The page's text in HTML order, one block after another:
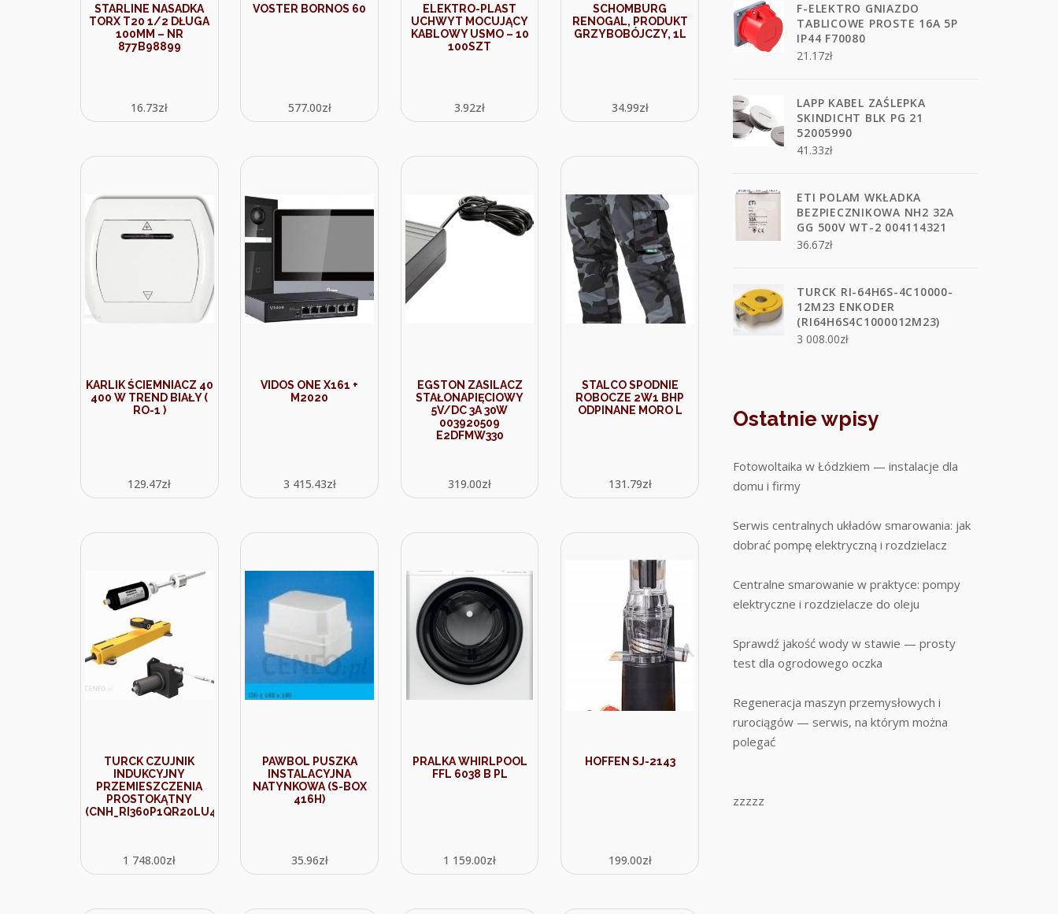
STARLINE NASADKA
TORX T20 1/2 DŁUGA
100MM – NR
877B98899
16.73zł
VOSTER BORNOS 60
577.00zł
ELEKTRO-PLAST
UCHWYT MOCUJĄCY
KABLOWY USMO – 10
100SZT
3.92zł
SCHOMBURG
RENOGAL, PRODUKT
GRZYBOBÓJCZY, 1L
34.99zł
KARLIK ŚCIEMNIACZ 40
400 W TREND BIAŁY (
RO-1 )
129.47zł
VIDOS ONE X161 +
M2020
3 415.43zł
EGSTON ZASILACZ
STAŁONAPIĘCIOWY
5V/DC 3A 30W
003920509
E2DFMW330
319.00zł
STALCO SPODNIE
ROBOCZE 2W1 BHP
ODPINANE MORO L
131.79zł
TURCK CZUJNIK
INDUKCYJNY
PRZEMIESZCZENIA
PROSTOKĄTNY
(CNH_RI360P1QR20LU4X2015DT043P)
1 748.00zł
PAWBOL PUSZKA
INSTALACYJNA
NATYNKOWA (S-BOX
416H)
35.96zł
PRALKA WHIRLPOOL
FFL 6038 B PL
1 159.00zł
HOFFEN SJ-2143
199.00zł
F-ELEKTRO GNIAZDO
TABLICOWE PROSTE 16A 5P
IP44 F70080
21.17zł
LAPP KABEL ZAŚLEPKA
SKINDICHT BLK PG 21
52005990
41.33zł
ETI POLAM WKŁADKA
BEZPIECZNIKOWA NH2 32A
GG 500V WT-2 004114321
36.67zł
TURCK RI-64H6S-4C10000-
12M23 ENKODER
(RI64H6S4C1000012M23)
3 008.00zł
Ostatnie wpisy
Fotowoltaika w Łódzkiem — instalacje dla
domu i firmy
Serwis centralnych układów smarowania: jak
dobrać pompę elektryczną i rozdzielacz
Centralne smarowanie w praktyce: pompy
elektryczne i rozdzielacze do oleju
Sprawdź jakość wody w stawie — prosty
test dla ogrodowego oczka
Regeneracja maszyn przemysłowych i
rurociągów — serwis, na którym można
polegać
zzzzz